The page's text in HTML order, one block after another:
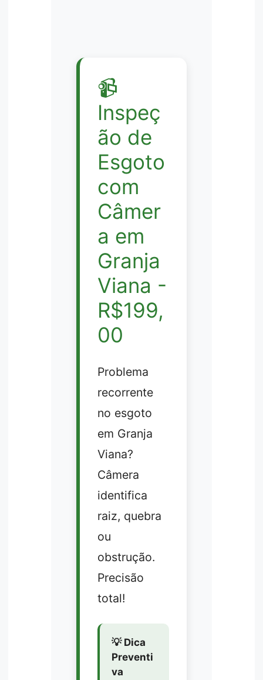
📹
Inspeç
ão de
Esgoto
com
Câmer
a em
Granja
Viana -
R$199,
00
Problema
recorrente
no esgoto
em Granja
Viana?
Câmera
identifica
raiz, quebra
ou
obstrução.
Precisão
total!
💡 Dica
Preventi
va